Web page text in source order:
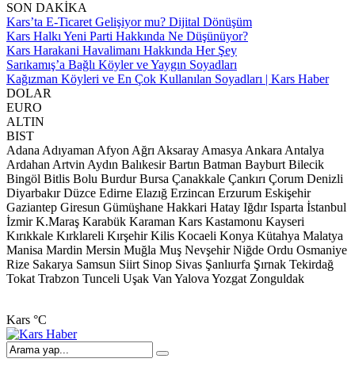
SON DAKİKA
Kars’ta E-Ticaret Gelişiyor mu? Dijital Dönüşüm
Kars Halkı Yeni Parti Hakkında Ne Düşünüyor?
Kars Harakani Havalimanı Hakkında Her Şey
Sarıkamış’a Bağlı Köyler ve Yaygın Soyadları
Kağızman Köyleri ve En Çok Kullanılan Soyadları | Kars Haber
DOLAR
EURO
ALTIN
BIST
Adana Adıyaman Afyon Ağrı Aksaray Amasya Ankara Antalya
Ardahan Artvin Aydın Balıkesir Bartın Batman Bayburt Bilecik
Bingöl Bitlis Bolu Burdur Bursa Çanakkale Çankırı Çorum Denizli
Diyarbakır Düzce Edirne Elazığ Erzincan Erzurum Eskişehir
Gaziantep Giresun Gümüşhane Hakkari Hatay Iğdır Isparta İstanbul
İzmir K.Maraş Karabük Karaman Kars Kastamonu Kayseri
Kırıkkale Kırklareli Kırşehir Kilis Kocaeli Konya Kütahya Malatya
Manisa Mardin Mersin Muğla Muş Nevşehir Niğde Ordu Osmaniye
Rize Sakarya Samsun Siirt Sinop Sivas Şanlıurfa Şırnak Tekirdağ
Tokat Trabzon Tunceli Uşak Van Yalova Yozgat Zonguldak
Kars °C